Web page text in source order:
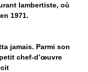
lambertiste, où
1971.
jamais. Parmi son
chef-d’œuvre